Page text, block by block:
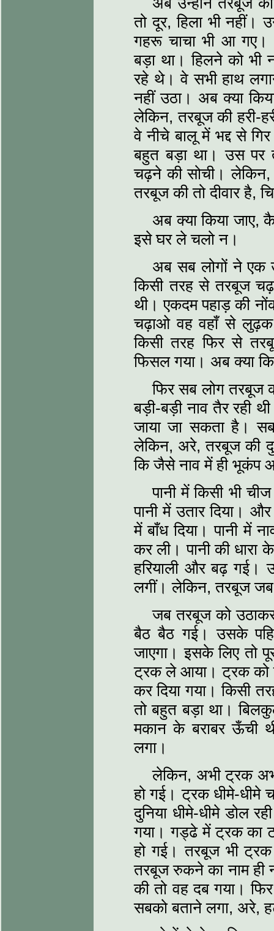
तो दूर, हिला भी
गहरू चाचा भी आ गए।
बड़ा था। हिलने को
रहे थे। वे सभी हाथ
नहीं उठा। अब क्या
लेकिन, तरबूज की हरी-
वे नीचे बालू में भद्द से
बहुत बड़ा था। उस पर
चढ़ने की सोची। लेकिन,
तरबूज की तो दीवार है,
अब क्या किया जाए,
इसे घर ले चलो न।
अब सब लोगों ने एक
किसी तरह से तरबूज
थी। एकदम पहाड़ की
चढ़ाओ वह वहाँ से
किसी तरह फिर से
फिसल गया। अब क्या
फिर सब लोग तरबूज
बड़ी-बड़ी नाव तैर रही
जाया जा सकता है।
लेकिन, अरे, तरबूज की
कि जैसे नाव में ही
पानी में किसी भी
पानी में उतार दिया।
में बाँध दिया। पानी में
कर ली। पानी की
हरियाली और बढ़ गई।
लगीं। लेकिन, तरबूज जब
जब तरबूज को
बैठ बैठ गई। उसके
जाएगा। इसके लिए तो
ट्रक ले आया। ट्रक को
कर दिया गया। किसी
तो बहुत बड़ा था।
मकान के बराबर
लगा।
लेकिन, अभी ट्रक
हो गई। ट्रक धीमे-धीमे
दुनिया धीमे-धीमे डोल
गया। गड्ढे में ट्रक का
हो गई। तरबूज भी
तरबूज रुकने का नाम ही
की तो वह दब गया।
सबको बताने लगा, अरे,